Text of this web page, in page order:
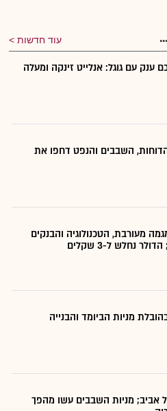
עוד חדשות
ענק עם גוגל: אנלייט זינקה ומעלה
הדוחות, השבבים והנפט דחפו את
מעורבת, הטכנולוגיה והבנקים
נחלש ל-3 שקלים
מניות הביומד והבנייה
אביב; מניות השבבים עשו מהפך